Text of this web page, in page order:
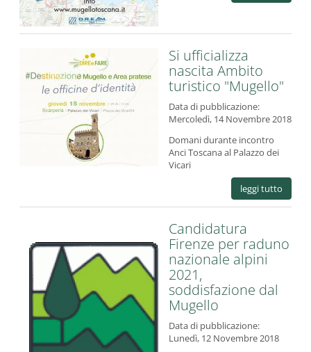
Si ufficializza
nascita Ambito
turistico "Mugello"
Data di pubblicazione:
Mercoledì, 14 Novembre 2018
Domani durante incontro
Anci Toscana al Palazzo dei
Vicari
leggi tutto
Candidatura
Firenze per raduno
nazionale alpini
2021,
soddisfazione dal
Mugello
Data di pubblicazione:
Lunedì, 12 Novembre 2018